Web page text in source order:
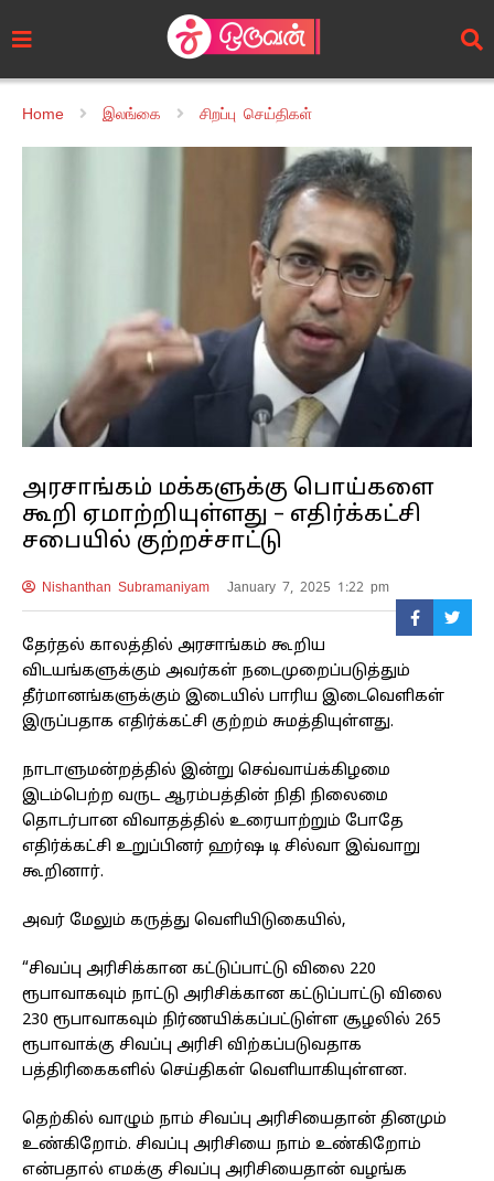
Home இலங்கை சிறப்பு செய்திகள்
அரசாங்கம் மக்களுக்கு பொய்களை
கூறி ஏமாற்றியுள்ளது – எதிர்க்கட்சி
சபையில் குற்றச்சாட்டு
Nishanthan Subramaniyam January 7, 2025 1:22 pm
தேர்தல் காலத்தில் அரசாங்கம் கூறிய
விடயங்களுக்கும் அவர்கள் நடைமுறைப்படுத்தும்
தீர்மானங்களுக்கும் இடையில் பாரிய இடைவெளிகள்
இருப்பதாக எதிர்க்கட்சி குற்றம் சுமத்தியுள்ளது.
நாடாளுமன்றத்தில் இன்று செவ்வாய்க்கிழமை
இடம்பெற்ற வருட ஆரம்பத்தின் நிதி நிலைமை
தொடர்பான விவாதத்தில் உரையாற்றும் போதே
எதிர்க்கட்சி உறுப்பினர் ஹர்ஷ டி சில்வா இவ்வாறு
கூறினார்.
அவர் மேலும் கருத்து வெளியிடுகையில்,
“சிவப்பு அரிசிக்கான கட்டுப்பாட்டு விலை 220
ரூபாவாகவும் நாட்டு அரிசிக்கான கட்டுப்பாட்டு விலை
230 ரூபாவாகவும் நிர்ணயிக்கப்பட்டுள்ள சூழலில் 265
ரூபாவாக்கு சிவப்பு அரிசி விற்கப்படுவதாக
பத்திரிகைகளில் செய்திகள் வெளியாகியுள்ளன.
தெற்கில் வாழும் நாம் சிவப்பு அரிசியைதான் தினமும்
உண்கிறோம். சிவப்பு அரிசியை நாம் உண்கிறோம்
என்பதால் எமக்கு சிவப்பு அரிசியைதான் வழங்க